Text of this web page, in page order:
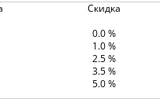
Скидка
0.0 %
1.0 %
2.5 %
3.5 %
5.0 %